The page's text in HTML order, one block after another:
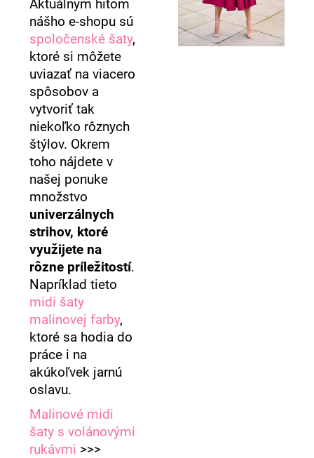
Aktuálnym hitom
nášho e-shopu sú
spoločenské šaty,
ktoré si môžete
uviazať na viacero
spôsobov a
vytvoriť tak
niekoľko rôznych
štýlov. Okrem
toho nájdete v
našej ponuke
množstvo
univerzálnych
strihov, ktoré
využijete na
rôzne príležitostí.
Napríklad tieto
midi šaty
malinovej farby,
ktoré sa hodia do
práce i na
akúkoľvek jarnú
oslavu.
Malinové midi
šaty s volánovými
rukávmi >>>